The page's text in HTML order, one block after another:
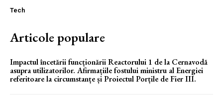
Tech
Articole populare
Impactul încetării funcționării Reactorului 1 de la Cernavodă
asupra utilizatorilor. Afirmațiile fostului ministru al Energiei
referitoare la circumstanțe și Proiectul Porțile de Fier III.